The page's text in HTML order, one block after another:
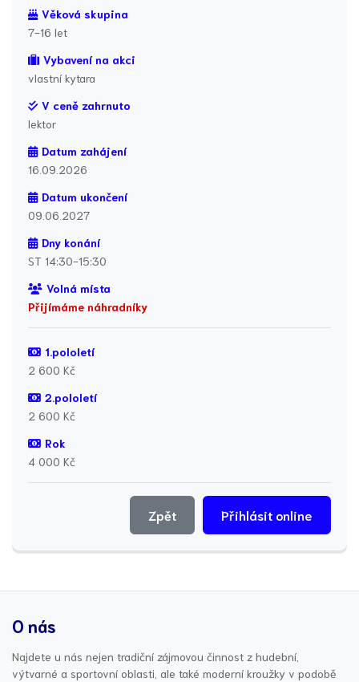
Věková skupina
7-16 let
Vybavení na akci
vlastní kytara
V ceně zahrnuto
lektor
Datum zahájení
16.09.2026
Datum ukončení
09.06.2027
Dny konání
ST 14:30-15:30
Volná místa
Přijímáme náhradníky
1.pololetí
2 600 Kč
2.pololetí
2 600 Kč
Rok
4 000 Kč
Přihlásit online
Zpět
O nás
Najdete u nás nejen tradiční zájmovou činnost z hudební,
výtvarné a sportovní oblasti, ale také moderní kroužky v podobě